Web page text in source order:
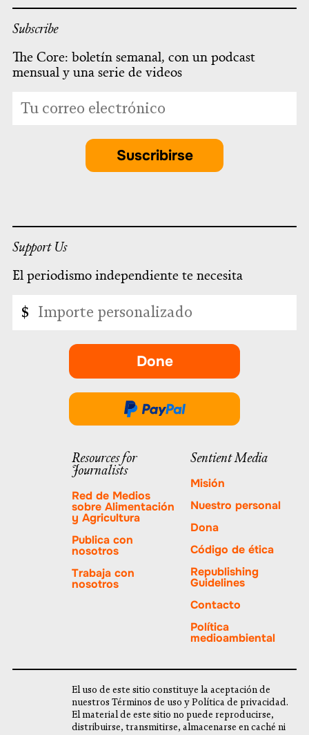
Subscribe
The Core: boletín semanal, con un podcast
mensual y una serie de videos
indicates
Dirección
de
Suscribirse
Support Us
El periodismo independiente te necesita
Importe
personalizado
$
Done
-
abre
en
nueva
pestaña.
Done
través
PayPal
Resources for
Journalists
Red de Medios
sobre Alimentación
y Agricultura
Publica con
nosotros
Trabaja con
nosotros
Sentient Media
Misión
Nuestro personal
Dona
Código de ética
Republishing
Guidelines
Contacto
Política
medioambiental
El uso de este sitio constituye la aceptación de
nuestros Términos de uso y Política de privacidad.
El material de este sitio no puede reproducirse,
distribuirse, transmitirse, almacenarse en caché ni